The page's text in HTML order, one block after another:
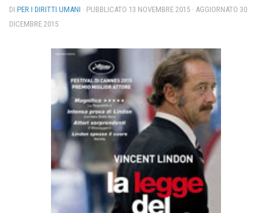
DI PER I DIRITTI UMANI · PUBBLICATO 13 NOVEMBRE 2015 · AGGIORNATO 30
DICEMBRE 2015